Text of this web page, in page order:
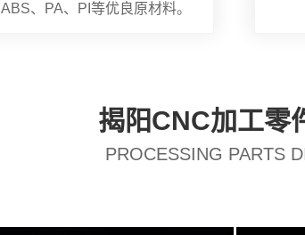
ABS、PA、PI等优良原材料。
揭阳CNC加工零
PROCESSING PARTS